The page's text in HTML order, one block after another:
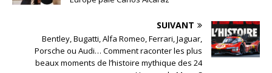
SUIVANT
Bentley, Bugatti, Alfa Romeo, Ferrari, Jaguar,
Porsche ou Audi… Comment raconter les plus
beaux moments de l’histoire mythique des 24